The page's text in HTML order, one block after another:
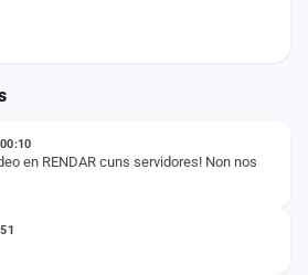
en RENDAR cuns servidores! Non nos